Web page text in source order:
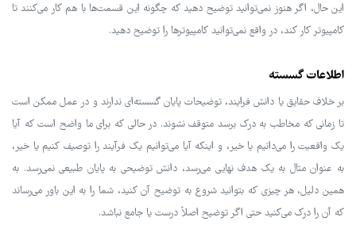
این حال، اگر هنوز نمی‌توانید توضیح دهید که چگونه این قسمت‌ها با هم کار می‌کنند تا
کامپیوتر کار کند، در واقع نمی‌توانید کامپیوترها را توضیح دهید.
اطلاعات گسسته
بر خلاف حقایق یا دانش فرایند، توضیحات پایان گسسته‌ای ندارند و در عمل ممکن است
تا زمانی که مخاطب به درک برسد متوقف نشوند. در حالی که برای ما واضح است که آیا
یک واقعیت را می‌دانیم یا خیر، و اینکه آیا می‌توانیم یک فرآیند را توصیف کنیم یا خیر،
به عنوان مثال به یک هدف نهایی می‌رسد، دانش توضیحی به پایان طبیعی نمی‌رسد. به
همین دلیل، هر چیزی که بتوانید شروع به توضیح آن کنید، شما را به این باور می‌رساند
که آن را درک می‌کنید حتی اگر توضیح اصلاً درست یا جامع نباشد.